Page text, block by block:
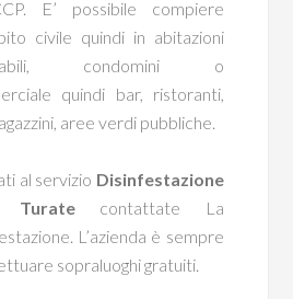
E’ possibile compiere
civile quindi in abitazioni
condomini o
quindi bar, ristoranti,
aree verdi pubbliche.
al servizio Disinfestazione
Turatecontattate La
L’azienda è sempre
sopraluoghi gratuiti.